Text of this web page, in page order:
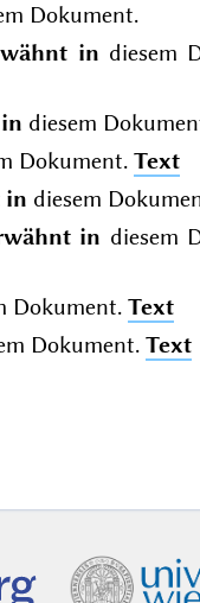
Dokument.
in diesem
diesem
Dokument. Text
in diesem
in diesem
Dokument. Text
Dokument. Text